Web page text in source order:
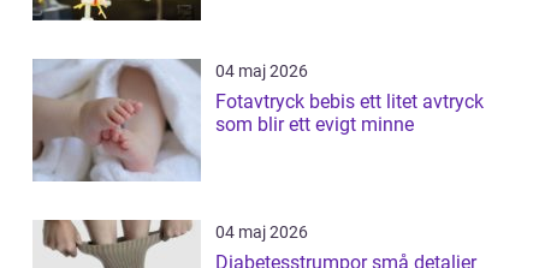
04 maj 2026
Fotavtryck bebis ett litet avtryck
som blir ett evigt minne
04 maj 2026
Diabetesstrumpor små detaljer